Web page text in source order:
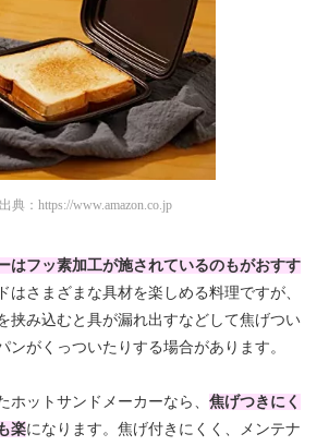
出典： https://www.amazon.co.jp
はフッ素加工が施されているのもがおすす
はさまざまな具材を楽しめる料理ですが、
挟み込むと具が漏れ出すなどして焦げつい
ンがくっついたりする場合があります。
ホットサンドメーカーなら、 焦げつきにく
楽になります。焦げ付きにくく、メンテナ